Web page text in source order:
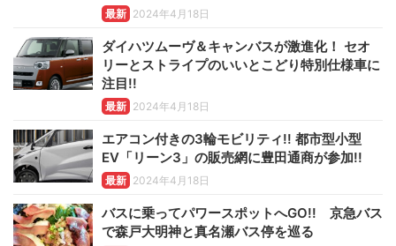
最新 2024年4月18日
ダイハツムーヴ＆キャンバスが激進化！ セオ
リーとストライプのいいとこどり特別仕様車に
注目!!
最新 2024年4月18日
エアコン付きの3輪モビリティ!! 都市型小型
EV「リーン3」の販売網に豊田通商が参加!!
最新 2024年4月18日
バスに乗ってパワースポットへGO!! 京急バス
で森戸大明神と真名瀬バス停を巡る